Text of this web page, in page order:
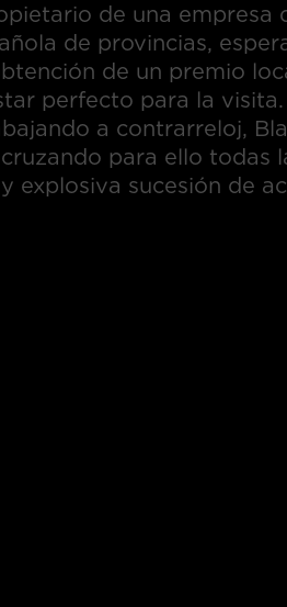
de una empresa
de provincias,
de un premio
perfecto para la
a contrarreloj,
para ello todas
explosiva sucesión de